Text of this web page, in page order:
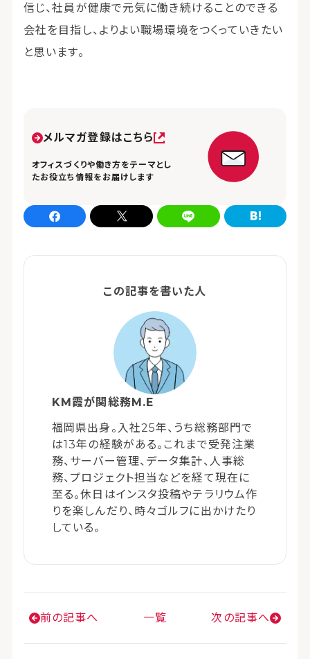
信じ、社員が健康で元気に働き続けることのできる
会社を目指し、よりよい職場環境をつくっていきたい
と思います。
メルマガ登録はこちら
オフィスづくりや働き方をテーマとし
たお役立ち情報をお届けします
この記事を書いた人
KM霞が関総務M.E
福岡県出身。入社25年、うち総務部門で
は13年の経験がある。これまで受発注業
務、サーバー管理、データ集計、人事総
務、プロジェクト担当などを経て現在に
至る。休日はインスタ投稿やテラリウム作
りを楽しんだり、時々ゴルフに出かけたり
している。
前の記事へ 一覧 次の記事へ